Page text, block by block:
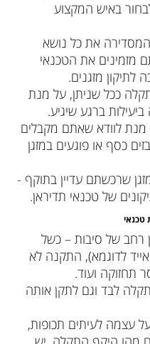
באיש המקצוע
המסדירה את כל נושא
מזמינים את הטכנאי
לתיקון מזגנים.
ככל שניתן, על מנת
ברגע שיגיע.
לוודא שאתם מקבלים
כסף או פוגעים במזגן
שרכשתם עדיין בתוקף -
של טכנאי תדיראן.
טכנאי
רחב של סיבות – כשל
לדוגמא), התקנה לא
תחזוקה ועוד.
לבד וגם לתקן אותה
עצמה לעיתים תכופות,